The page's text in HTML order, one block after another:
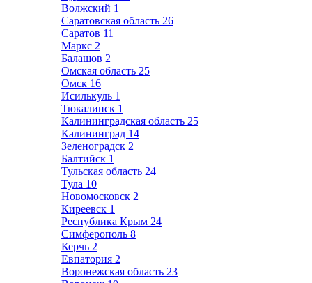
Волжский 1
Саратовская область 26
Саратов 11
Маркс 2
Балашов 2
Омская область 25
Омск 16
Исилькуль 1
Тюкалинск 1
Калининградская область 25
Калининград 14
Зеленоградск 2
Балтийск 1
Тульская область 24
Тула 10
Новомосковск 2
Киреевск 1
Республика Крым 24
Симферополь 8
Керчь 2
Евпатория 2
Воронежская область 23